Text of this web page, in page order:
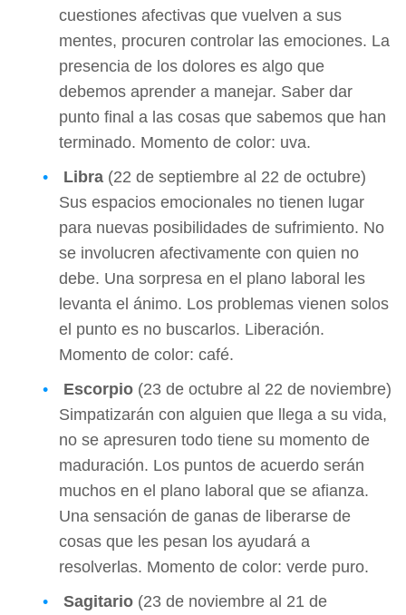
cuestiones afectivas que vuelven a sus
mentes, procuren controlar las emociones. La
presencia de los dolores es algo que
debemos aprender a manejar. Saber dar
punto final a las cosas que sabemos que han
terminado. Momento de color: uva.
Libra (22 de septiembre al 22 de octubre)
Sus espacios emocionales no tienen lugar
para nuevas posibilidades de sufrimiento. No
se involucren afectivamente con quien no
debe. Una sorpresa en el plano laboral les
levanta el ánimo. Los problemas vienen solos
el punto es no buscarlos. Liberación.
Momento de color: café.
Escorpio (23 de octubre al 22 de noviembre)
Simpatizarán con alguien que llega a su vida,
no se apresuren todo tiene su momento de
maduración. Los puntos de acuerdo serán
muchos en el plano laboral que se afianza.
Una sensación de ganas de liberarse de
cosas que les pesan los ayudará a
resolverlas. Momento de color: verde puro.
Sagitario (23 de noviembre al 21 de